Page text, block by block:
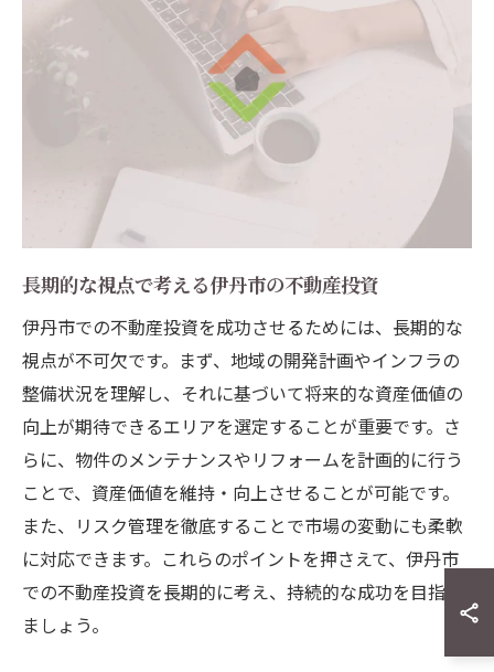
長期的な視点で考える伊丹市の不動産投資
伊丹市での不動産投資を成功させるためには、長期的な
視点が不可欠です。まず、地域の開発計画やインフラの
整備状況を理解し、それに基づいて将来的な資産価値の
向上が期待できるエリアを選定することが重要です。さ
らに、物件のメンテナンスやリフォームを計画的に行う
ことで、資産価値を維持・向上させることが可能です。
また、リスク管理を徹底することで市場の変動にも柔軟
に対応できます。これらのポイントを押さえて、伊丹市
での不動産投資を長期的に考え、持続的な成功を目指し
ましょう。